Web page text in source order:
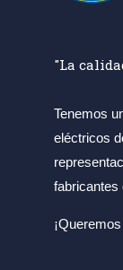
"La
Tenemos
eléctricos
fabricantes